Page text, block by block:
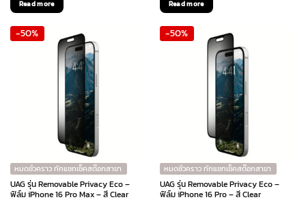
was:
2,290 ฿.1,830 ฿.
Read more
was:
2,290 ฿.1,605 ฿.
Read more
-50%
หมดชั่วคราว ทักแชทเช็คสต๊อกสาขา
UAG รุ่น Removable Privacy Eco –
ฟิล์ม iPhone 16 Pro Max – สี Clear
-50%
หมดชั่วคราว ทักแชทเช็คสต๊อกสาขา
UAG รุ่น Removable Privacy Eco –
ฟิล์ม iPhone 16 Pro – สี Clear